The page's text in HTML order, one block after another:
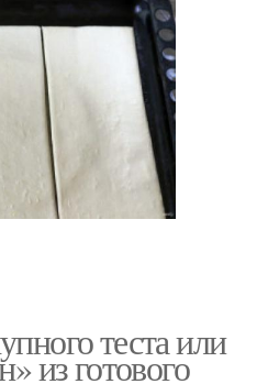
теста или
из готового